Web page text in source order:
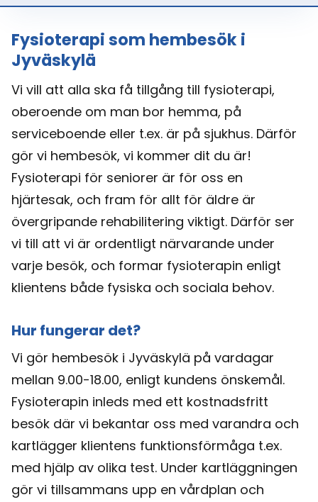
Fysioterapi som hembesök i
Jyväskylä
Vi vill att alla ska få tillgång till fysioterapi,
oberoende om man bor hemma, på
serviceboende eller t.ex. är på sjukhus. Därför
gör vi hembesök, vi kommer dit du är!
Fysioterapi för seniorer är för oss en
hjärtesak, och fram för allt för äldre är
övergripande rehabilitering viktigt. Därför ser
vi till att vi är ordentligt närvarande under
varje besök, och formar fysioterapin enligt
klientens både fysiska och sociala behov.
Hur fungerar det?
Vi gör hembesök i Jyväskylä på vardagar
mellan 9.00-18.00, enligt kundens önskemål.
Fysioterapin inleds med ett kostnadsfritt
besök där vi bekantar oss med varandra och
kartlägger klientens funktionsförmåga t.ex.
med hjälp av olika test. Under kartläggningen
gör vi tillsammans upp en vårdplan och